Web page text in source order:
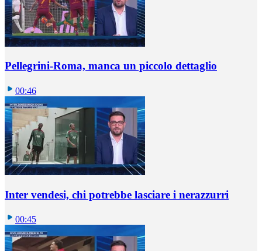
Pellegrini-Roma, manca un piccolo dettaglio
00:46
Inter vendesi, chi potrebbe lasciare i nerazzurri
00:45